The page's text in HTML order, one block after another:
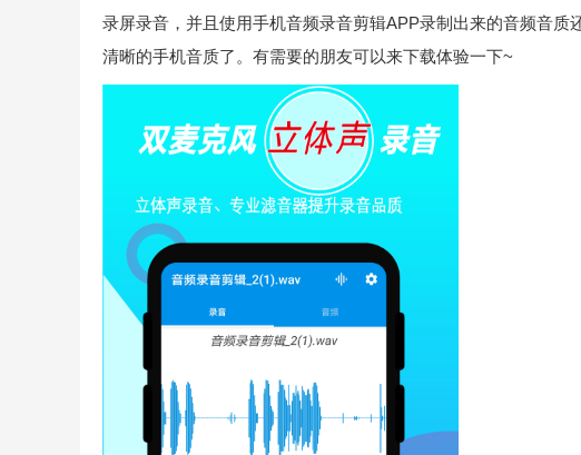
录屏录音，并且使用手机音频录音剪辑APP录制出来的音频音质
清晰的手机音质了。有需要的朋友可以来下载体验一下~